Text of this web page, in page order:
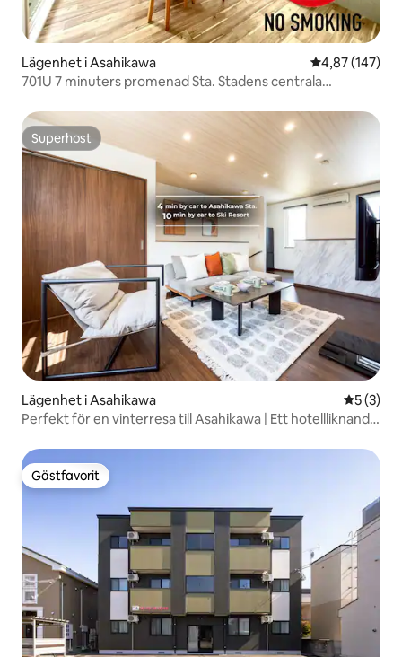
Lägenhet i Asahikawa 4,87 av 5 i
4,87 (147)
701U 7 minuters promenad Sta. Stadens centrala
Superhost
Superhost
Lägenhet i Asahikawa 5 av 5 i
5 (3)
Perfekt för en vinterresa till Asahikawa | Ett hotellliknande
restaurangområdet | Gratis parkering
Gästfavorit
Gästfavorit